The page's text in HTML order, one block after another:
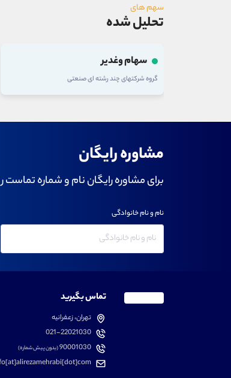
سهم های
تحلیل شده
سهام وغدیر
گروه شرکتهای چند رشته ای صنعتی
مشاوره رایگان
برای مشاوره رایگان نام و شماره تماست
نام و نام خانوادگی
تماس بگیرید
تهران، زعفرانیه
021-22021030
90001030(بدون پیش شماره)